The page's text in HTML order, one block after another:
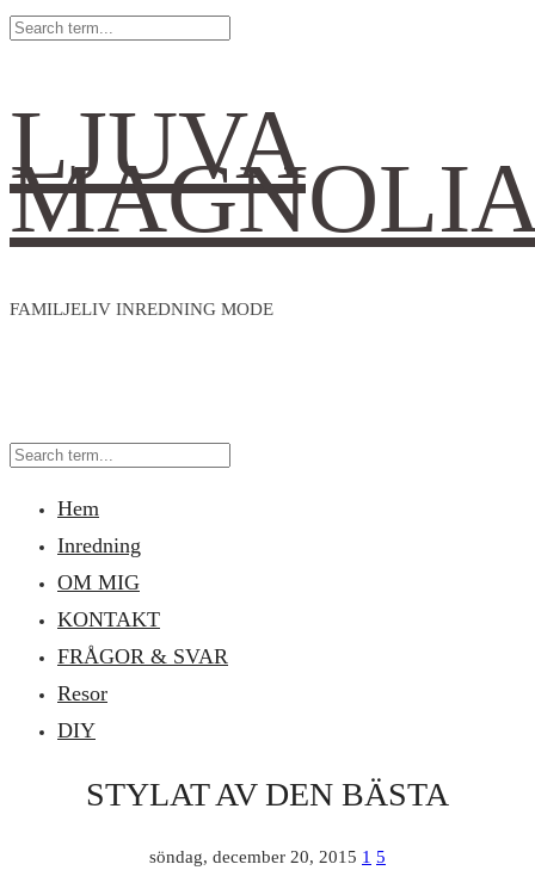
LJUVA
FAMILJELIV INREDNING MODE
Hem
Inredning
OM MIG
KONTAKT
FRÅGOR & SVAR
Resor
DIY
STYLAT AV DEN BÄSTA
söndag, december 20, 2015 1 5